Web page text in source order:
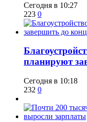
Сегодня в 10:27
223 0
планируют
Сегодня в 10:18
232 0